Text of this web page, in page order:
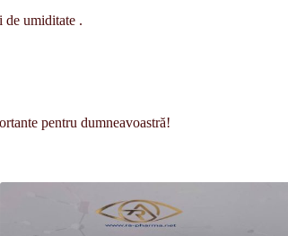
de umiditate .
pentru dumneavoastră!